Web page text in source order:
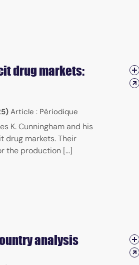
drug markets:
Article : Périodique
K. Cunningham and his
drug markets. Their
the production [...]
analysis